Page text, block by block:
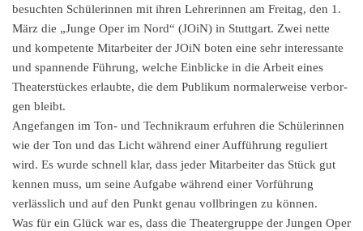
besuch­ten Schüle­rin­nen mit ihren Lehre­rin­nen am Freitag, den 1.
März die „Junge Oper im Nord“ (JOiN) in Stutt­gart. Zwei nette
und kompe­ten­te Mitar­bei­ter der JOiN boten eine sehr inter­es­san­te
und spannen­de Führung, welche Einbli­cke in die Arbeit eines
Theater­stü­ckes erlaub­te, die dem Publi­kum norma­ler­wei­se verbor­
gen bleibt.
Angefan­gen im Ton- und Technik­raum erfuh­ren die Schüle­rin­nen
wie der Ton und das Licht während einer Auffüh­rung reguliert
wird. Es wurde schnell klar, dass jeder Mitar­bei­ter das Stück gut
kennen muss, um seine Aufga­be während einer Vorfüh­rung
verläss­lich und auf den Punkt genau vollbrin­gen zu können.
Was für ein Glück war es, dass die Theater­grup­pe der Jungen Oper